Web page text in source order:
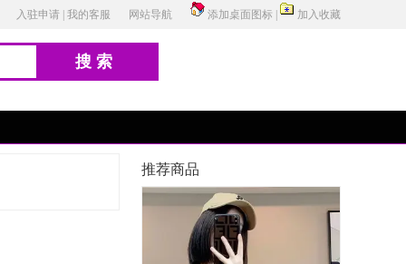
入驻申请 我的客服 网站导航 添加桌面图标 加入收藏
搜索
推荐商品